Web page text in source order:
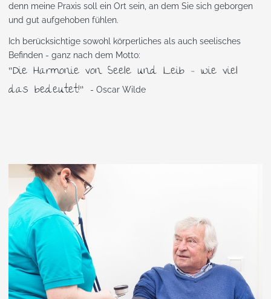
denn meine Praxis soll ein Ort sein, an dem Sie sich geborgen
und gut aufgehoben fühlen.
Ich berücksichtige sowohl körperliches als auch seelisches
Befinden - ganz nach dem Motto:
”Die Harmonie von Seele und Leib - wie viel
das bedeutet!”
- Oscar Wilde